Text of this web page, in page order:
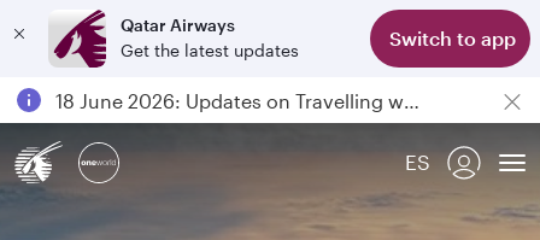
Qatar Airways
Get the latest updates
Switch to app
Passengers flying between Doha and Auckland on QR914 and QR915
18 June 2026: Updates on Travelling with Power Banks
Qatar Airways Expands Global Network to over 160 Destinations
ES